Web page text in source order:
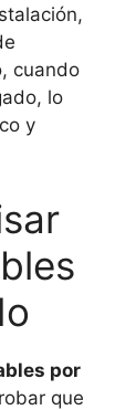
cuando
lo
y
por
que